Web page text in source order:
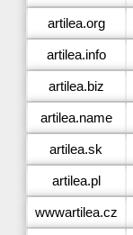
artilea.org
artilea.info
artilea.biz
artilea.name
artilea.sk
artilea.pl
wwwartilea.cz